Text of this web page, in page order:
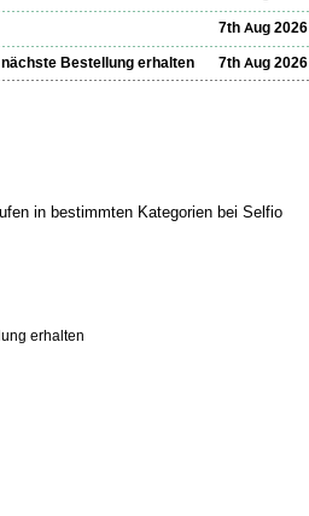
7th Aug 2026
Bestellung erhalten 7th Aug 2026
in bestimmten Kategorien bei Selfio
erhalten